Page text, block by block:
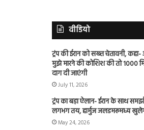
वीडियो
ट्रंप की ईरान को सख्त चेतावनी,
मुझे मारने की कोशिश की तो 1000
दाग दी जाएंगी
July 11, 2026
ट्रंप का बड़ा ऐलान- ईरान के साथ
लगभग तय, हार्मुज जलडमरूमध्य
May 24, 2026